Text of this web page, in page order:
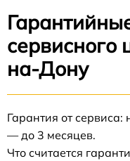
сервисного
на-Дону
Гарантия от
— до 3 месяцев.
Что считается